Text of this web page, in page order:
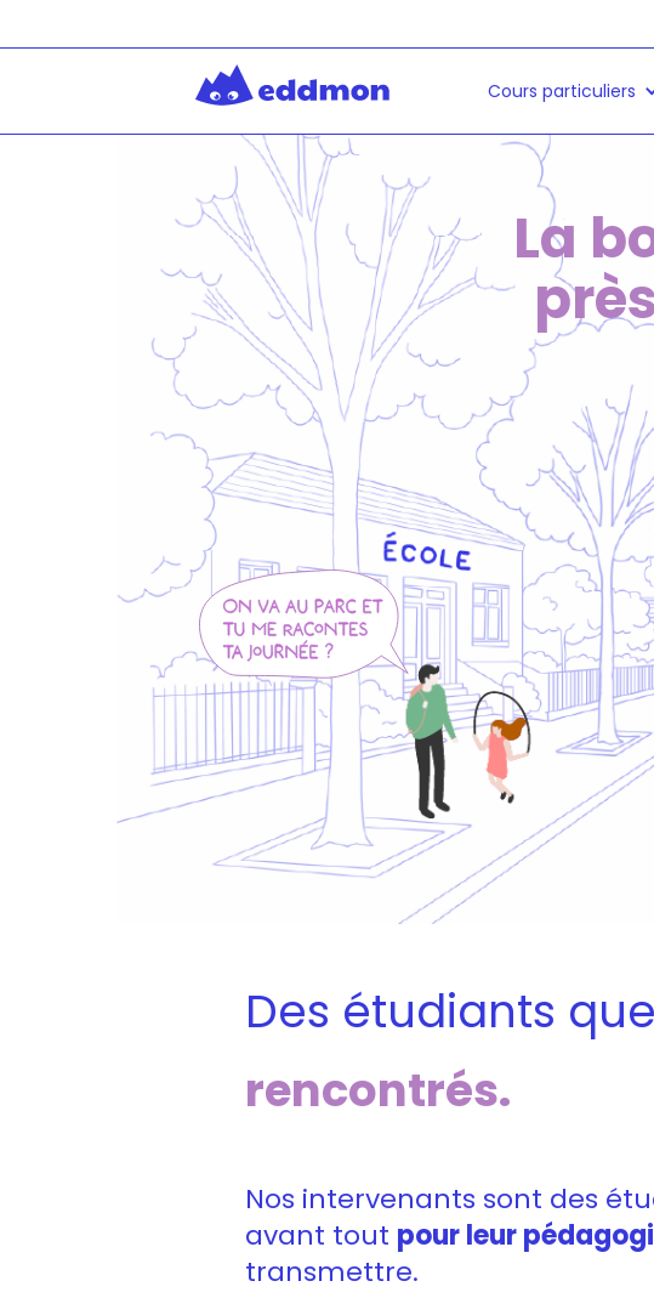
Cours particuliers
La
Des étudiants
rencontrés.
Nos intervenants sont des
avant tout pour leur
transmettre.